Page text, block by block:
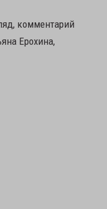
комментарий
Ерохина,